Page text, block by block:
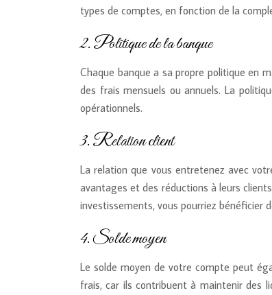
types de comptes, en fonction de la
2. Politique de la banque
Chaque banque a sa propre politique en
des frais mensuels ou annuels. La
opérationnels.
3. Relation client
La relation que vous entretenez avec
avantages et des réductions à leurs
investissements, vous pourriez bénéficier
4. Solde moyen
Le solde moyen de votre compte peut
frais, car ils contribuent à maintenir des